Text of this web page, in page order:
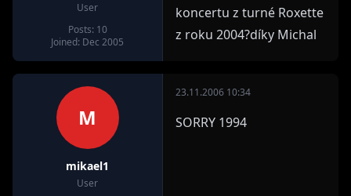
User
Posts: 10
Joined: Dec 2005
koncertu z turné Roxette
z roku 2004?díky Michal
M
mikael1
User
23.11.2006 10:34
SORRY 1994